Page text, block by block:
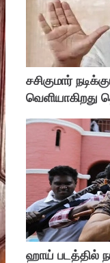
சசிகுமார்
வெளியாகிறது
ஹாய் படத்தில்